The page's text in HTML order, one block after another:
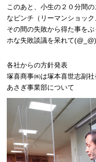
このあと、小生の２０分間
なピンチ（リーマンショッ
その間の失敗から得た事を
ホな失敗談議を呆れて
各社からの方針発表
塚喜商事㈱は塚本喜世志副
あさぎ事業部について